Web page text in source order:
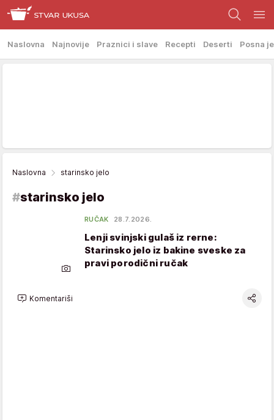
Naslovna Najnovije Praznici i slave Recepti Deserti Posna
Naslovna starinsko jelo
#starinsko jelo
RUČAK 28.7.2026.
Lenji svinjski gulaš iz rerne:
Starinsko jelo iz bakine sveske za
pravi porodični ručak
Komentariši